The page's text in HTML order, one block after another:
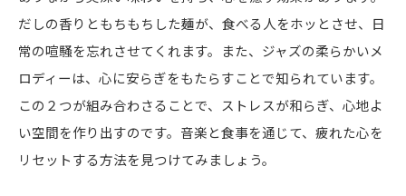
だしの香りともちもちした麺が、食べる人をホッとさせ、日
常の喧騒を忘れさせてくれます。また、ジャズの柔らかいメ
ロディーは、心に安らぎをもたらすことで知られています。
この２つが組み合わさることで、ストレスが和らぎ、心地よ
い空間を作り出すのです。音楽と食事を通じて、疲れた心を
リセットする方法を見つけてみましょう。